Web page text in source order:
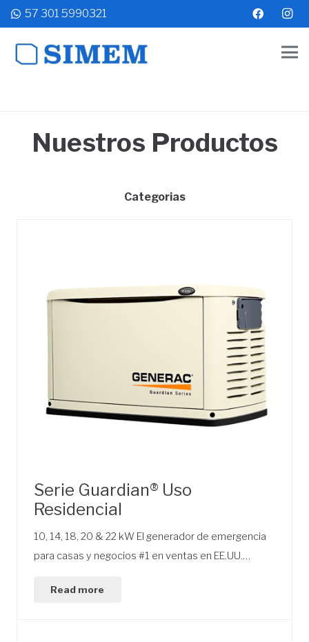
57 301 5990321
Nuestros Productos
Categorias
Serie Guardian® Uso
Residencial
10, 14, 18, 20 & 22 kW El generador de emergencia
para casas y negocios #1 en ventas en EE.UU.…
Read more